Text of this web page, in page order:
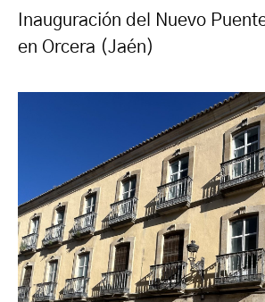
Inauguración del Nuevo
en Orcera (Jaén)